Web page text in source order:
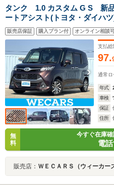
タンク 1.0 カスタム G S 新
ートアシスト(トヨタ・ダイハ
シートヒーター 前席/車線逸脱
レコーダー 前後/ヘッドランプ
販売店保証 購入プラン付 オンライン相談
支払総
97.
通常ロ
年式
車検
保証
住所
無
料
今すぐ在庫
電
販売店： ＷＥＣＡＲＳ（ウィーカー